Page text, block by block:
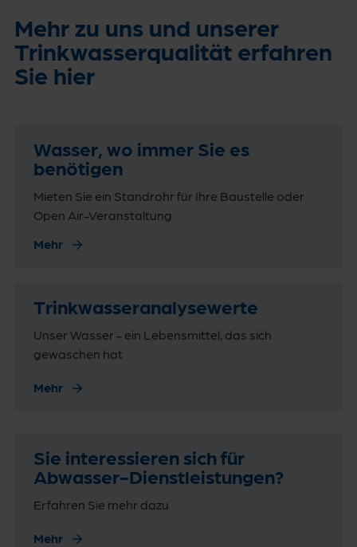
Mehr zu uns und unserer
Trinkwasserqualität erfahren
Sie hier
Wasser, wo immer Sie es
benötigen
Mieten Sie ein Standrohr für Ihre Baustelle oder
Open Air-Veranstaltung
Mehr
Trinkwasseranalysewerte
Unser Wasser - ein Lebensmittel, das sich
gewaschen hat
Mehr
Sie interessieren sich für
Abwasser-Dienstleistungen?
Erfahren Sie mehr dazu
Mehr